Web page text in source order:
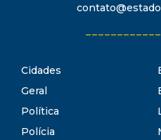
Cidades
Geral
Política
Polícia